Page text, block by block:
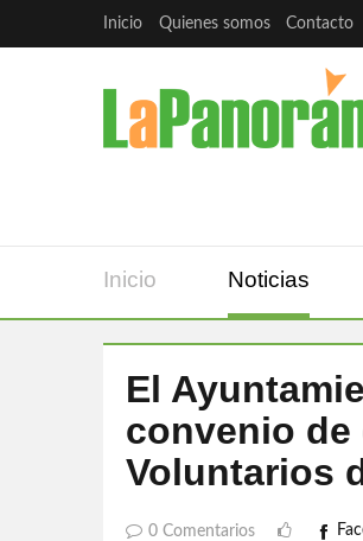
Inicio Quienes somos Contacto
Inicio Noticias
El
convenio
Voluntarios
0 Comentarios